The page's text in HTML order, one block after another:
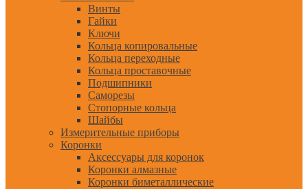
Винты
Гайки
Ключи
Кольца копировальные
Кольца переходные
Кольца проставочные
Подшипники
Саморезы
Стопорные кольца
Шайбы
Измерительные приборы
Коронки
Аксессуары для коронок
Коронки алмазные
Коронки биметаллические